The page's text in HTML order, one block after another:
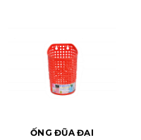
ỐNG ĐŨA ĐẠI